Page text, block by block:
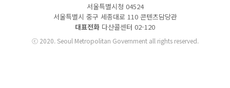
서울특별시청 04524
서울특별시 중구 세종대로 110 콘텐츠담당관
대표전화 다산콜센터 02-120
ⓒ2020. Seoul Metropolitan Government all rights reserved.